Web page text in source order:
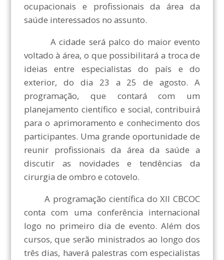
ocupacionais e profissionais da área da
saúde interessados no assunto.
A cidade será palco do maior evento
voltado à área, o que possibilitará a troca de
ideias entre especialistas do país e do
exterior, do dia 23 a 25 de agosto. A
programação, que contará com um
planejamento científico e social, contribuirá
para o aprimoramento e conhecimento dos
participantes. Uma grande oportunidade de
reunir profissionais da área da saúde a
discutir as novidades e tendências da
cirurgia de ombro e cotovelo.
A programação científica do XII CBCOC
conta com uma conferência internacional
logo no primeiro dia de evento. Além dos
cursos, que serão ministrados ao longo dos
três dias, haverá palestras com especialistas